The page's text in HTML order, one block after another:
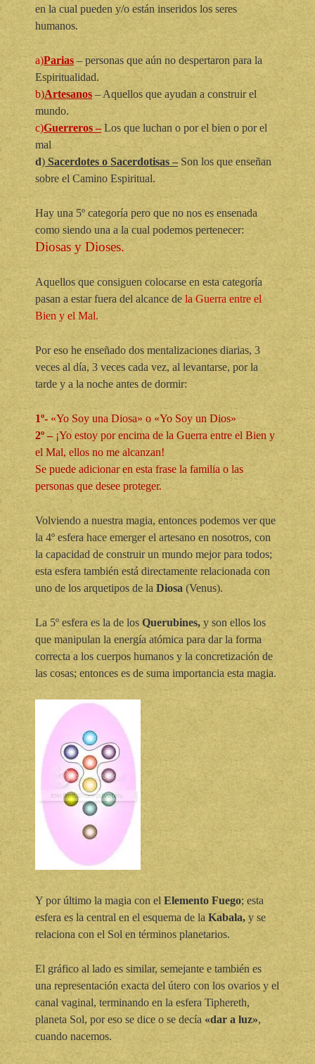
en la cual pueden y/o están inseridos los seres
humanos.
a)Parias – personas que aún no despertaron para la
Espiritualidad.
b)Artesanos – Aquellos que ayudan a construir el
mundo.
c)Guerreros –Los que luchan o por el bien o por el
mal
d) Sacerdotes o Sacerdotisas –Son los que enseñan
sobre el Camino Espiritual.
Hay una 5º categoría pero que no nos es ensenada
como siendo una a la cual podemos pertenecer:
Diosas y Dioses.
Aquellos que consiguen colocarse en esta categoría
pasan a estar fuera del alcance de la Guerra entre el
Bien y el Mal.
Por eso he enseñado dos mentalizaciones diarias, 3
veces al día, 3 veces cada vez, al levantarse, por la
tarde y a la noche antes de dormir:
1º- «Yo Soy una Diosa» o «Yo Soy un Dios»
2º –¡Yo estoy por encima de la Guerra entre el Bien y
el Mal, ellos no me alcanzan!
Se puede adicionar en esta frase la familia o las
personas que desee proteger.
Volviendo a nuestra magia, entonces podemos ver que
la 4º esfera hace emerger el artesano en nosotros, con
la capacidad de construir un mundo mejor para todos;
esta esfera también está directamente relacionada con
uno de los arquetipos de la Diosa (Venus).
La 5º esfera es la de los Querubines, y son ellos los
que manipulan la energía atómica para dar la forma
correcta a los cuerpos humanos y la concretización de
las cosas; entonces es de suma importancia esta magia.
Y por último la magia con el Elemento Fuego; esta
esfera es la central en el esquema de la Kabala, y se
relaciona con el Sol en términos planetarios.
El gráfico al lado es similar, semejante e también es
una representación exacta del útero con los ovarios y el
canal vaginal, terminando en la esfera Tiphereth,
planeta Sol, por eso se dice o se decía «dar a luz»,
cuando nacemos.